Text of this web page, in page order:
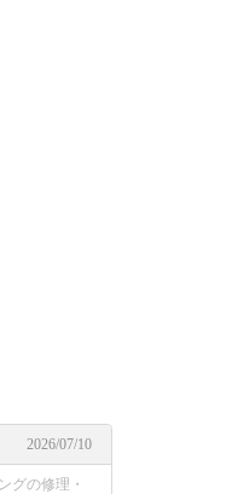
2026/07/10
グの修理・